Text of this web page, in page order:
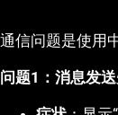
通信问题是使用
问题1：消息发